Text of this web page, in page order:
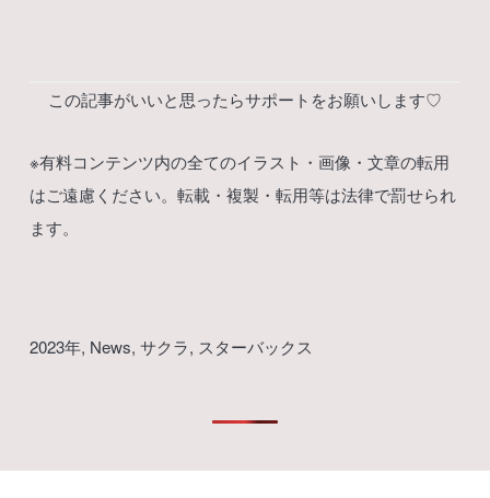
この記事がいいと思ったらサポートをお願いします♡
※有料コンテンツ内の全てのイラスト・画像・文章の転用
はご遠慮ください。転載・複製・転用等は法律で罰せられ
ます。
2023年, News, サクラ, スターバックス